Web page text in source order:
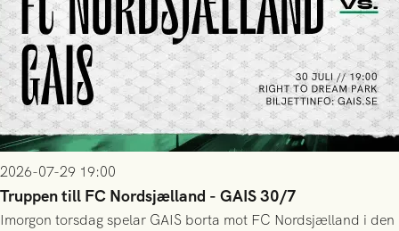
2026-07-29 19:00
Truppen till FC Nordsjælland - GAIS 30/7
Imorgon torsdag spelar GAIS borta mot FC Nordsjælland i den